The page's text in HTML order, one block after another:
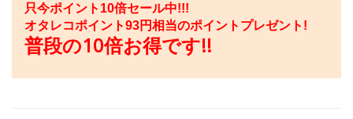
只今ポイント10倍セール中!!!
オタレコポイント93円相当のポイントプレゼント!
普段の10倍お得です!!